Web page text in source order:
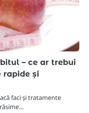
– ce ar trebui
rapide și
faci și tratamente